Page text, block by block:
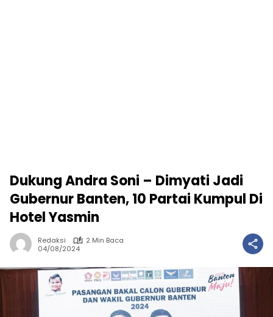
Dukung Andra Soni – Dimyati Jadi
Gubernur Banten, 10 Partai Kumpul Di
Hotel Yasmin
Redaksi
2 Min Baca
04/08/2024